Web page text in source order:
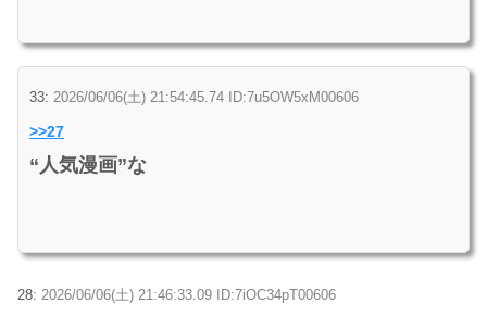
33: 2026/06/06(土) 21:54:45.74 ID:7u5OW5xM00606
>>27
“人気漫画”な
28: 2026/06/06(土) 21:46:33.09 ID:7iOC34pT00606